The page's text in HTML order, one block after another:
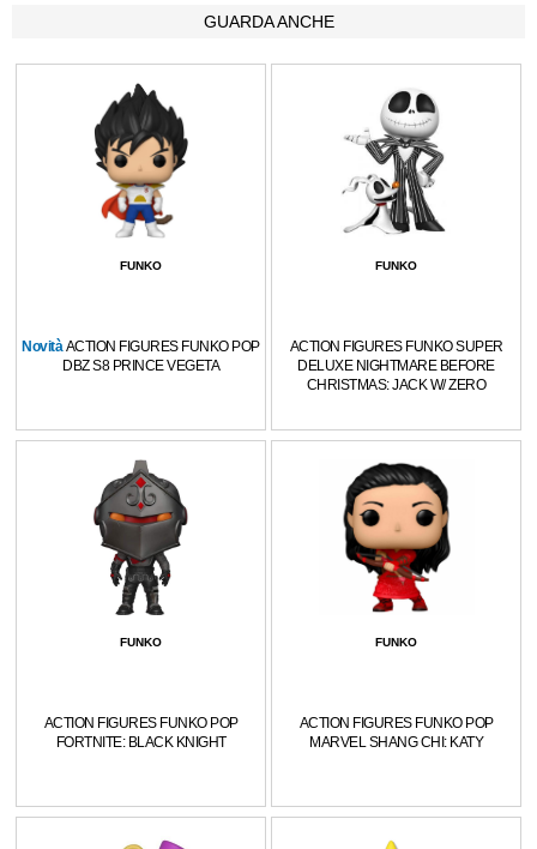
GUARDA ANCHE
FUNKO
NovitàACTION FIGURES FUNKO POP
DBZ S8 PRINCE VEGETA
FUNKO
ACTION FIGURES FUNKO SUPER
DELUXE NIGHTMARE BEFORE
CHRISTMAS: JACK W/ ZERO
FUNKO
ACTION FIGURES FUNKO POP
FORTNITE: BLACK KNIGHT
FUNKO
ACTION FIGURES FUNKO POP
MARVEL SHANG CHI: KATY